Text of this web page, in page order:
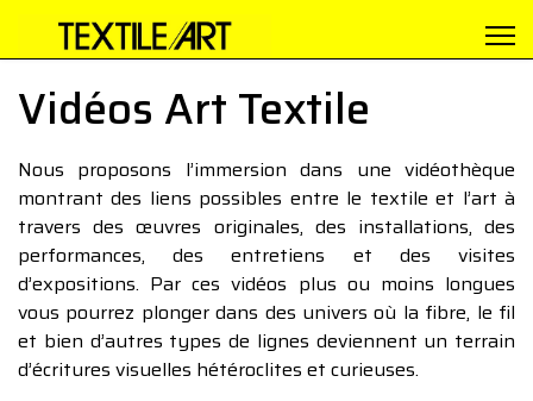
Vidéos Art Textile
Nous proposons l’immersion dans une vidéothèque
montrant des liens possibles entre le textile et l’art à
travers des œuvres originales, des installations, des
performances, des entretiens et des visites
d’expositions. Par ces vidéos plus ou moins longues
vous pourrez plonger dans des univers où la fibre, le fil
et bien d’autres types de lignes deviennent un terrain
d’écritures visuelles hétéroclites et curieuses.